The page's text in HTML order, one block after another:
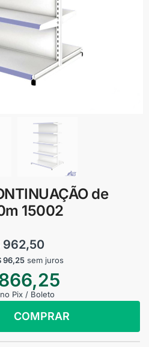
de
15002
962,50
96,25 sem juros
Pix / Boleto
COMPRAR